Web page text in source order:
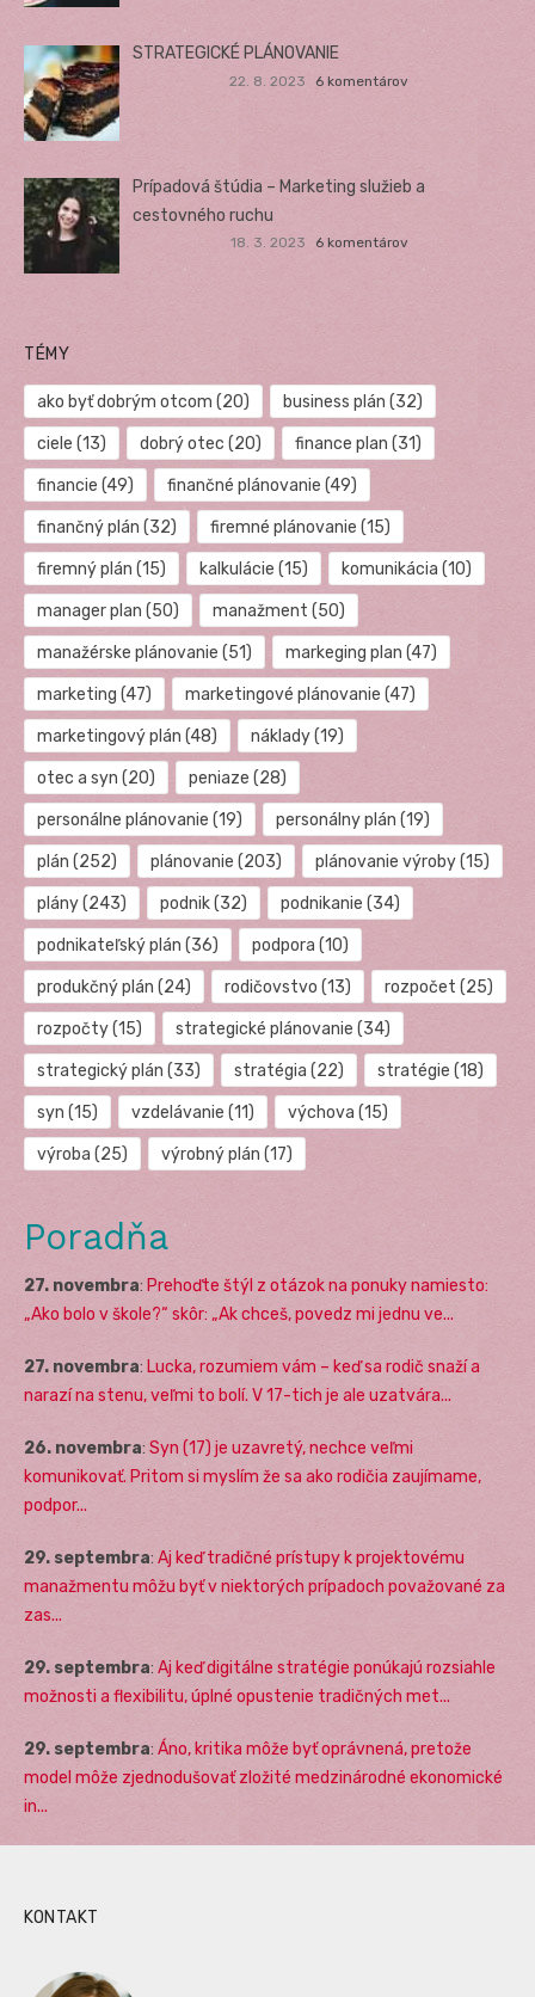
STRATEGICKÉ PLÁNOVANIE
22. 8. 2023 6 komentárov
Prípadová štúdia – Marketing služieb a
cestovného ruchu
18. 3. 2023 6 komentárov
TÉMY
ako byť dobrým otcom (20) business plán (32)
ciele (13) dobrý otec (20) finance plan (31)
financie (49) finančné plánovanie (49)
finančný plán (32) firemné plánovanie (15)
firemný plán (15) kalkulácie (15) komunikácia (10)
manager plan (50) manažment (50)
manažérske plánovanie (51) markeging plan (47)
marketing (47) marketingové plánovanie (47)
marketingový plán (48) náklady(19)
otec a syn (20) peniaze (28)
personálne plánovanie (19) personálny plán (19)
plán (252) plánovanie (203) plánovanie výroby(15)
plány(243) podnik(32) podnikanie (34)
podnikateľský plán (36) podpora (10)
produkčný plán (24) rodičovstvo (13) rozpočet (25)
rozpočty(15) strategické plánovanie (34)
strategický plán (33) stratégia (22) stratégie (18)
syn (15) vzdelávanie (11) výchova (15)
výroba (25) výrobný plán (17)
Poradňa
27. novembra: Prehoďte štýl z otázok na ponuky namiesto:
„Ako bolo v škole?“ skôr: „Ak chceš, povedz mi jednu ve...
27. novembra: Lucka, rozumiem vám – keď sa rodič snaží a
narazí na stenu, veľmi to bolí. V 17-tich je ale uzatvára...
26. novembra: Syn (17) je uzavretý, nechce veľmi
komunikovať. Pritom si myslím že sa ako rodičia zaujímame,
podpor...
29. septembra: Aj keď tradičné prístupy k projektovému
manažmentu môžu byť v niektorých prípadoch považované za
zas...
29. septembra: Aj keď digitálne stratégie ponúkajú rozsiahle
možnosti a flexibilitu, úplné opustenie tradičných met...
29. septembra: Áno, kritika môže byť oprávnená, pretože
model môže zjednodušovať zložité medzinárodné ekonomické
in...
KONTAKT